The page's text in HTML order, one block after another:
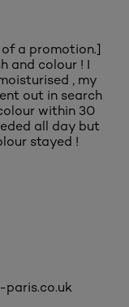
a promotion.]
and colour ! I
, my
out in search
within 30
all day but
stayed !
paris.co.uk